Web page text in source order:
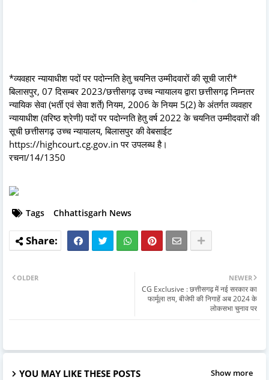
*व्यवहार न्यायाधीश पदों पर पदोन्नति हेतु चयनित उम्मीदवारों की सूची जारी*
बिलासपुर, 07 दिसम्बर 2023/छत्तीसगढ़ उच्च न्यायालय द्वारा छत्तीसगढ़ निम्नतर
न्यायिक सेवा (भर्ती एवं सेवा शर्ते) नियम, 2006 के नियम 5(2) के अंतर्गत व्यवहार
न्यायाधीश (वरिष्ठ श्रेणी) पदों पर पदोन्नति हेतु वर्ष 2022 के चयनित उम्मीदवारों की
सूची छत्तीसगढ़ उच्च न्यायालय, बिलासपुर की वेबसाईट
https://highcourt.cg.gov.in पर उपलब्ध है।
रचना/14/1350
Tags Chhattisgarh News
NEWER
CG Exclusive : छत्तीसगढ़ में नई सरकार का
फार्मूला तय, बीजेपी की निगाहें अब 2024 के
लोकसभा चुनाव पर
OLDER
YOU MAY LIKE THESE POSTS Show more